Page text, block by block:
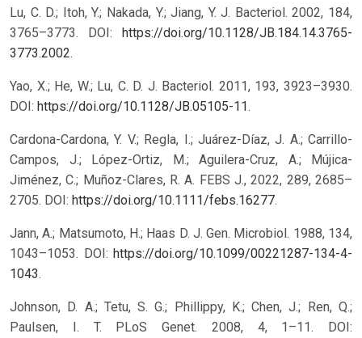
Lu, C. D.; Itoh, Y.; Nakada, Y.; Jiang, Y. J. Bacteriol. 2002, 184,
3765–3773. DOI: https://doi.org/10.1128/JB.184.14.3765-
3773.2002.
Yao, X.; He, W.; Lu, C. D. J. Bacteriol. 2011, 193, 3923–3930.
DOI: https://doi.org/10.1128/JB.05105-11.
Cardona-Cardona, Y. V.; Regla, I.; Juárez-Díaz, J. A.; Carrillo-
Campos, J.; López-Ortiz, M.; Aguilera-Cruz, A.; Mújica-
Jiménez, C.; Muñoz-Clares, R. A. FEBS J., 2022, 289, 2685–
2705. DOI: https://doi.org/10.1111/febs.16277.
Jann, A.; Matsumoto, H.; Haas D. J. Gen. Microbiol. 1988, 134,
1043–1053. DOI: https://doi.org/10.1099/00221287-134-4-
1043.
Johnson, D. A.; Tetu, S. G.; Phillippy, K.; Chen, J.; Ren, Q.;
Paulsen, I. T. PLoS Genet. 2008, 4, 1–11. DOI: